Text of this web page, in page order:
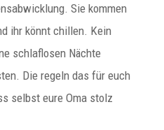
Sie kommen
ihr könnt chillen. Kein
schlaflosen Nächte
Die regeln das für euch
selbst eure Oma stolz